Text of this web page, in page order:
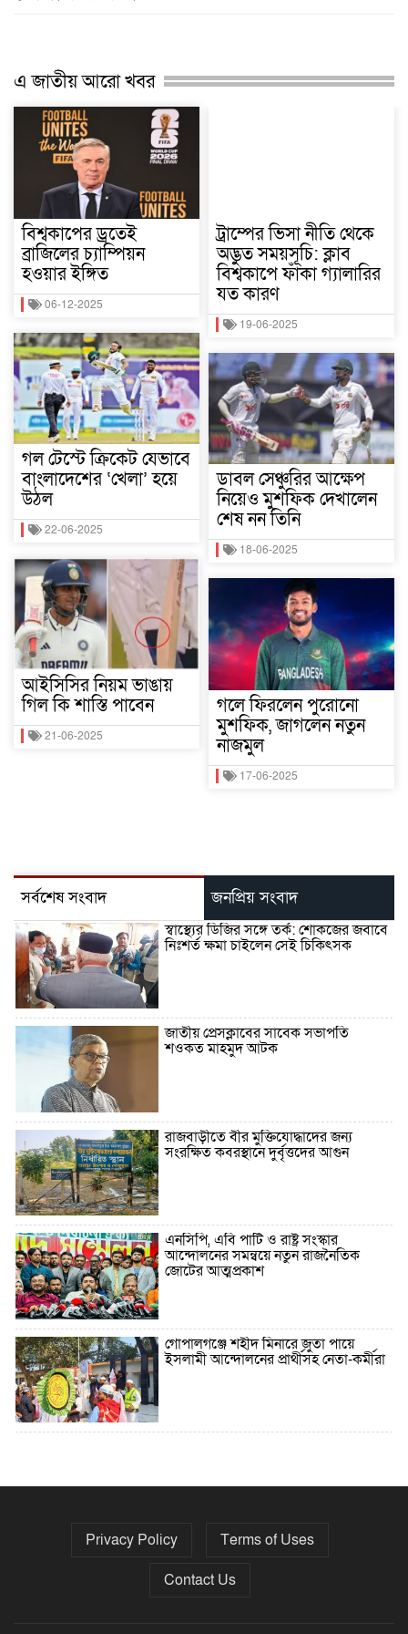
এ জাতীয় আরো খবর
বিশ্বকাপের ড্রতেই
ব্রাজিলের চ্যাম্পিয়ন
হওয়ার ইঙ্গিত
06-12-2025
গল টেস্টে ক্রিকেট যেভাবে
বাংলাদেশের ‘খেলা’ হয়ে
উঠল
22-06-2025
আইসিসির নিয়ম ভাঙায়
গিল কি শাস্তি পাবেন
21-06-2025
ট্রাম্পের ভিসা নীতি থেকে
অদ্ভুত সময়সূচি: ক্লাব
বিশ্বকাপে ফাঁকা গ্যালারির
যত কারণ
19-06-2025
ডাবল সেঞ্চুরির আক্ষেপ
নিয়েও মুশফিক দেখালেন
শেষ নন তিনি
18-06-2025
গলে ফিরলেন পুরোনো
মুশফিক, জাগলেন নতুন
নাজমুল
17-06-2025
সর্বশেষ সংবাদ জনপ্রিয় সংবাদ
স্বাস্থ্যের ডিজির সঙ্গে তর্ক: শোকজের জবাবে
নিঃশর্ত ক্ষমা চাইলেন সেই চিকিৎসক
জাতীয় প্রেসক্লাবের সাবেক সভাপতি
শওকত মাহমুদ আটক
রাজবাড়ীতে বীর মুক্তিযোদ্ধাদের জন্য
সংরক্ষিত কবরস্থানে দুর্বৃত্তদের আগুন
এনসিপি, এবি পার্টি ও রাষ্ট্র সংস্কার
আন্দোলনের সমন্বয়ে নতুন রাজনৈতিক
জোটের আত্মপ্রকাশ
গোপালগঞ্জে শহীদ মিনারে জুতা পায়ে
ইসলামী আন্দোলনের প্রার্থীসহ নেতা-কর্মীরা
নির্বাচনের তফসিল ৮-১৫ ডিসেম্বরের মধ্যে
Privacy Policy
Terms of Uses
Contact Us